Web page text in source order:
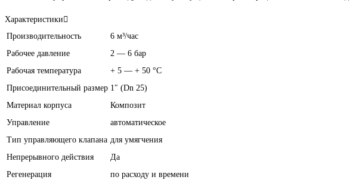
Характеристики
Производительность
6 м³/час
Рабочее давление
2 — 6 бар
Рабочая температура
+ 5 — + 50 °С
Присоединительный размер 1″ (Dn 25)
Материал корпуса
Композит
Управление
автоматическое
Тип управляющего клапана для умягчения
Непрерывного действия
Да
Регенерация
по расходу и времени